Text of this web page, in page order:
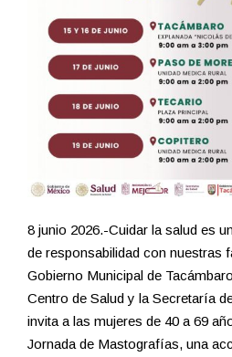
8 junio 2026.-Cuidar la salud es
de responsabilidad con nuestras
Gobierno Municipal de
Centro de Salud y la Secretaría
invita a las mujeres de 40 a 69
Jornada de Mastografías, una